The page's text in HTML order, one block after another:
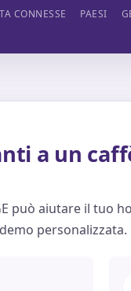
CONNESSE PAESI
a un
può aiutare il tuo
personalizzata.